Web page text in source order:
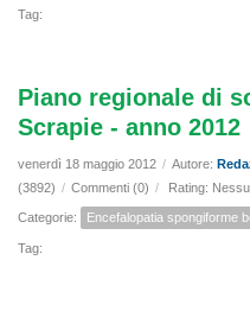
Tag:
Piano regionale di
Scrapie - anno 2012
venerdì 18 maggio 2012 / Autore:
(3892) / Commenti (0) / Rating:
Categorie: Encefalopatia spongiforme
Tag: